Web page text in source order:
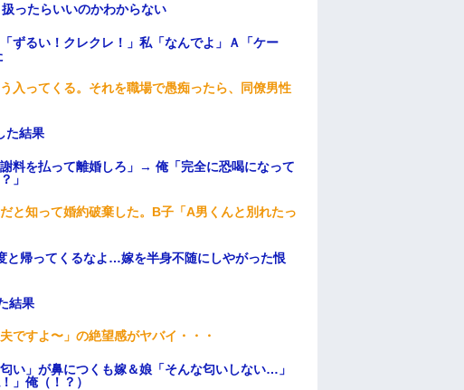
ったらいいのかわからない
ずるい！クレクレ！」私「なんでよ」Ａ「ケー
入ってくる。それを職場で愚痴ったら、同僚男性
た結果
料を払って離婚しろ」→ 俺「完全に恐喝になって
」
と知って婚約破棄した。B子「A男くんと別れたっ
帰ってくるなよ…嫁を半身不随にしやがった恨
結果
ですよ〜」の絶望感がヤバイ・・・
い」が鼻につくも嫁＆娘「そんな匂いしない…」
」俺（！？）